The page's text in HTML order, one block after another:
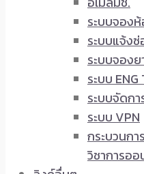
ระบบจอง
ระบบแจ้ง
ระบบจอง
ระบบ ENG
ระบบจัดก
ระบบ VPN
กระบวนก
วิชาการออ